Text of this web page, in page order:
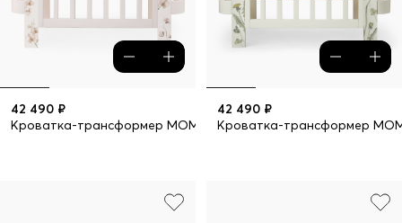
42 490 ₽
Кроватка-трансформер MOMMY LOVE
42 490 ₽
Кроватка-трансформер